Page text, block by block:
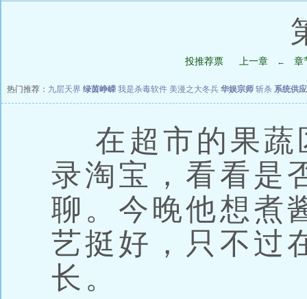
投推荐票 上一章 ← 章
热门推荐： 九层天界 绿茵峥嵘 我是杀毒软件 美漫之大冬兵 华娱宗师 斩杀 系统供
在超市的果蔬
录淘宝，看看是
聊。今晚他想煮
艺挺好，只不过
长。